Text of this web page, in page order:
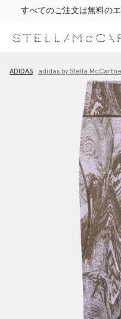
すべてのご注文は無料の
ADIDAS adidas by Stella